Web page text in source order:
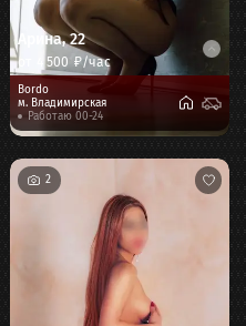
Арина,22
от 4 500 ₽/час
Bordo
м. Владимирская
Работаю 00-24
2